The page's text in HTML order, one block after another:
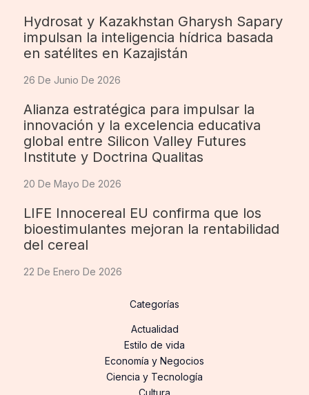
Hydrosat y Kazakhstan Gharysh Sapary
impulsan la inteligencia hídrica basada
en satélites en Kazajistán
26 De Junio De 2026
Alianza estratégica para impulsar la
innovación y la excelencia educativa
global entre Silicon Valley Futures
Institute y Doctrina Qualitas
20 De Mayo De 2026
LIFE Innocereal EU confirma que los
bioestimulantes mejoran la rentabilidad
del cereal
22 De Enero De 2026
Categorías
Actualidad
Estilo de vida
Economía y Negocios
Ciencia y Tecnología
Cultura